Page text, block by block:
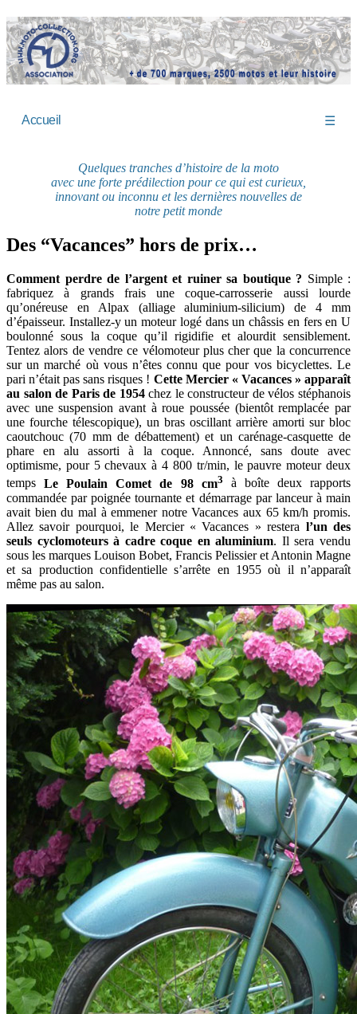
Accueil ☰
Quelques tranches d’histoire de la moto
avec une forte prédilection pour ce qui est curieux,
innovant ou inconnu et les dernières nouvelles de
notre petit monde
Des “Vacances” hors de prix…
Comment perdre de l’argent et ruiner sa boutique ? Simple :
fabriquez à grands frais une coque-carrosserie aussi lourde
qu’onéreuse en Alpax (alliage aluminium-silicium) de 4 mm
d’épaisseur. Installez-y un moteur logé dans un châssis en fers en U
boulonné sous la coque qu’il rigidifie et alourdit sensiblement.
Tentez alors de vendre ce vélomoteur plus cher que la concurrence
sur un marché où vous n’êtes connu que pour vos bicyclettes. Le
pari n’était pas sans risques ! Cette Mercier « Vacances » apparaît
au salon de Paris de 1954chez le constructeur de vélos stéphanois
avec une suspension avant à roue poussée (bientôt remplacée par
une fourche télescopique), un bras oscillant arrière amorti sur bloc
caoutchouc (70 mm de débattement) et un carénage-casquette de
phare en alu assorti à la coque. Annoncé, sans doute avec
optimisme, pour 5 chevaux à 4 800 tr/min, le pauvre moteur deux
temps Le Poulain Comet de 98 cm3
à boîte deux rapports
commandée par poignée tournante et démarrage par lanceur à main
avait bien du mal à emmener notre Vacances aux 65 km/h promis.
Allez savoir pourquoi, le Mercier « Vacances » restera l’un des
seuls cyclomoteurs à cadre coque en aluminium. Il sera vendu
sous les marques Louison Bobet, Francis Pelissier et Antonin Magne
et sa production confidentielle s’arrête en 1955 où il n’apparaît
même pas au salon.